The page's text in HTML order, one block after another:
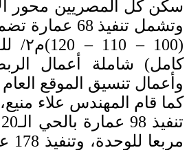
سكن كل المصريين محور
(100
كامل) شاملة أعمال
وأعمال تنسيق الموقع العام
كما قام المهندس علاء